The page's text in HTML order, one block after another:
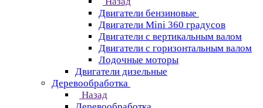
Двигатели бензиновые
Двигатели Mini 360 градусов
Двигатели с вертикальным валом
Двигатели с горизонтальным валом
Лодочные моторы
Двигатели дизельные
Деревообработка
Назад